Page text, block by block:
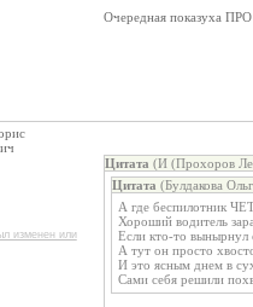
Очередная показуха
изменен или
Цитата (И (Прохоров
Цитата (Булдакова
А где беспилотник
Хороший водитель
Если кто-то
А тут он просто
И это ясным днем в
Сами себя решили